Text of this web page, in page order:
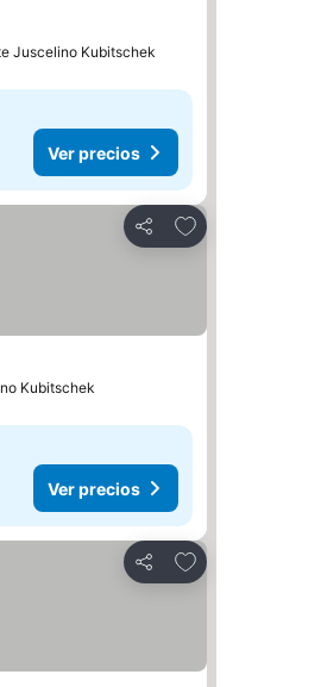
Juscelino Kubitschek
Ver precios
Compartir
Agregar a
Kubitschek
Ver precios
Compartir
Agregar a